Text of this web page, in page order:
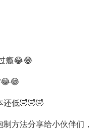
瘾😂😂
还低🤣🤣🤣
方法分享给小伙伴们，